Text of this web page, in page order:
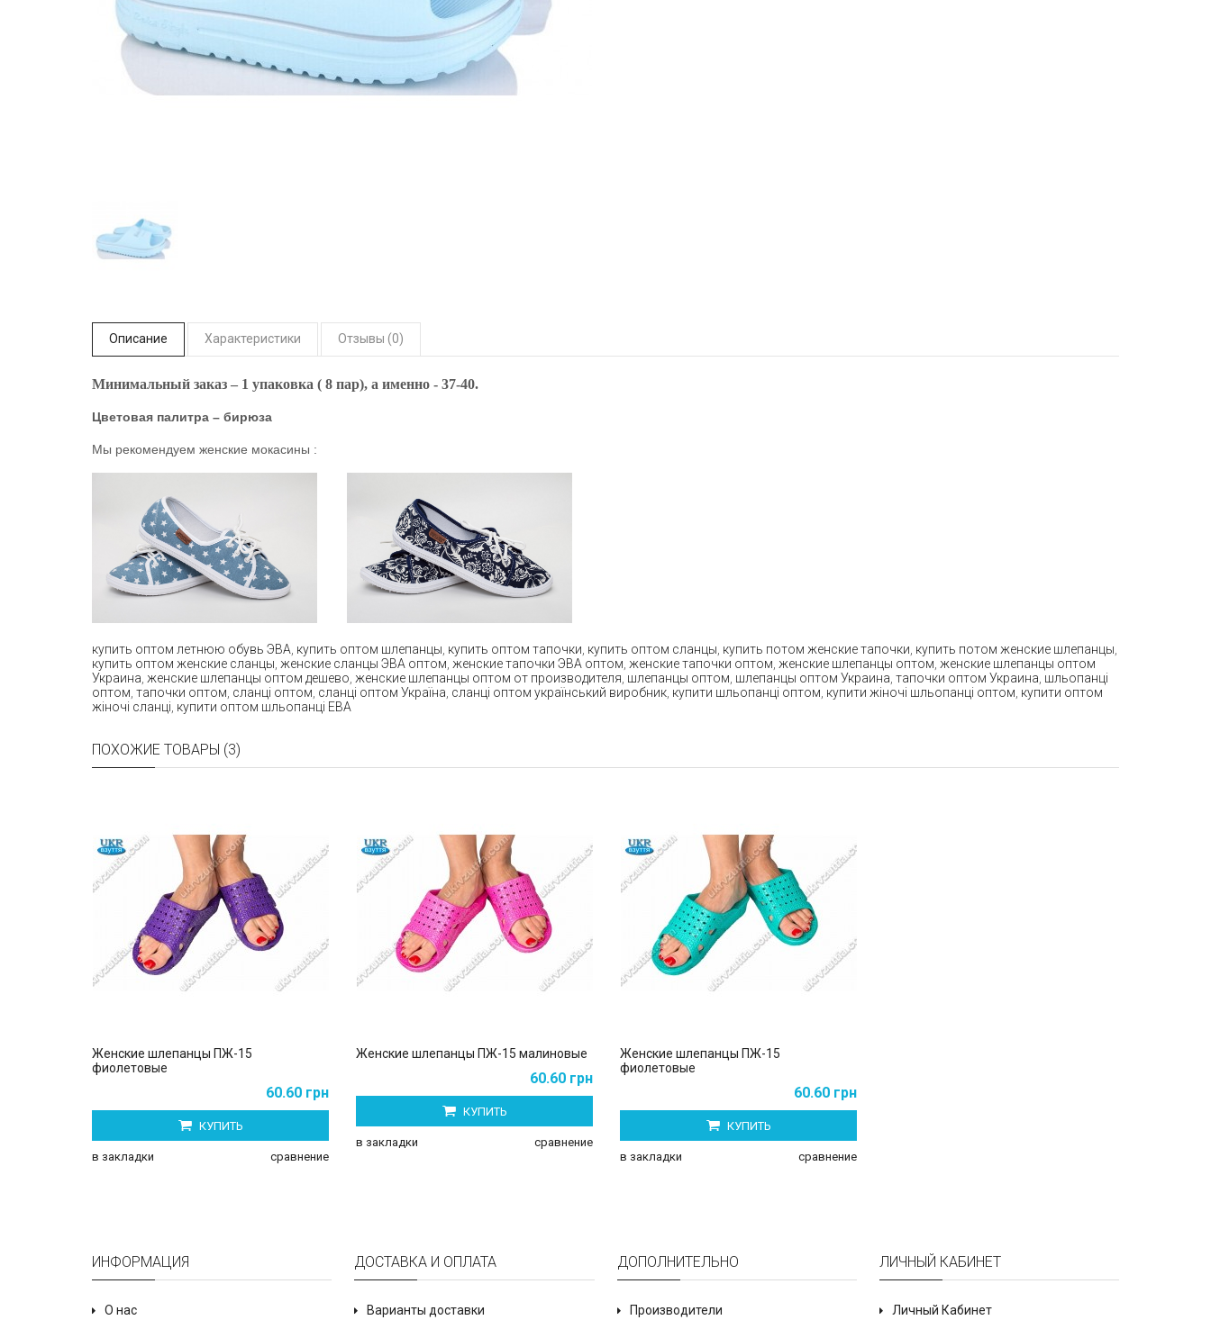
Описание Характеристики Отзывы (0)
Минимальный заказ – 1 упаковка ( 8 пар), а именно - 37-40.
Цветовая палитра – бирюза
Мы рекомендуем женские мокасины :
купить оптом летнюю обувь ЭВА купить оптом шлепанцы купить оптом тапочки купить оптом сланцы купить потом женские тапочки купить потом женские шлепанцы
купить оптом женские сланцы женские сланцы ЭВА оптом женские тапочки ЭВА оптом женские тапочки оптом женские шлепанцы оптом женские шлепанцы оптом
Украина женские шлепанцы оптом дешево женские шлепанцы оптом от производителя шлепанцы оптом шлепанцы оптом Украина тапочки оптом Украина шльопанці
оптом тапочки оптом сланці оптом сланці оптом Україна сланці оптом український виробник купити шльопанці оптом купити жіночі шльопанці оптом купити оптом
жіночі сланці купити оптом шльопанці ЕВА
ПОХОЖИЕ ТОВАРЫ (3)
Женские шлепанцы ПЖ-15
фиолетовые
60.60 грн
КУПИТЬ
в закладки сравнение
Женские шлепанцы ПЖ-15 малиновые
60.60 грн
КУПИТЬ
в закладки сравнение
Женские шлепанцы ПЖ-15
фиолетовые
60.60 грн
КУПИТЬ
в закладки сравнение
ИНФОРМАЦИЯ
О нас
ДОСТАВКА И ОПЛАТА
Варианты доставки
ДОПОЛНИТЕЛЬНО
Производители
ЛИЧНЫЙ КАБИНЕТ
Личный Кабинет